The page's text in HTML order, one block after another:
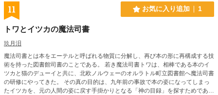
11 お気に入り追加 1
トワとイツカの魔法司書
玖月泪
魔法司書とは本をエーテルと呼ばれる物質に分解し、再び本の形に再構成する技
術を持った図書館司書のことである。 若き魔法司書トワは、相棒である本のイ
ツカと猫のデューイと共に、北欧ノルウェーのオルラトル町立図書館へ魔法司書
の研修にやってきた。 その真の目的は、九年前の事故で本の姿になってしまっ
たイツカを、元の人間の姿に戻す手掛かりとなる「神の目録」を探すためであっ